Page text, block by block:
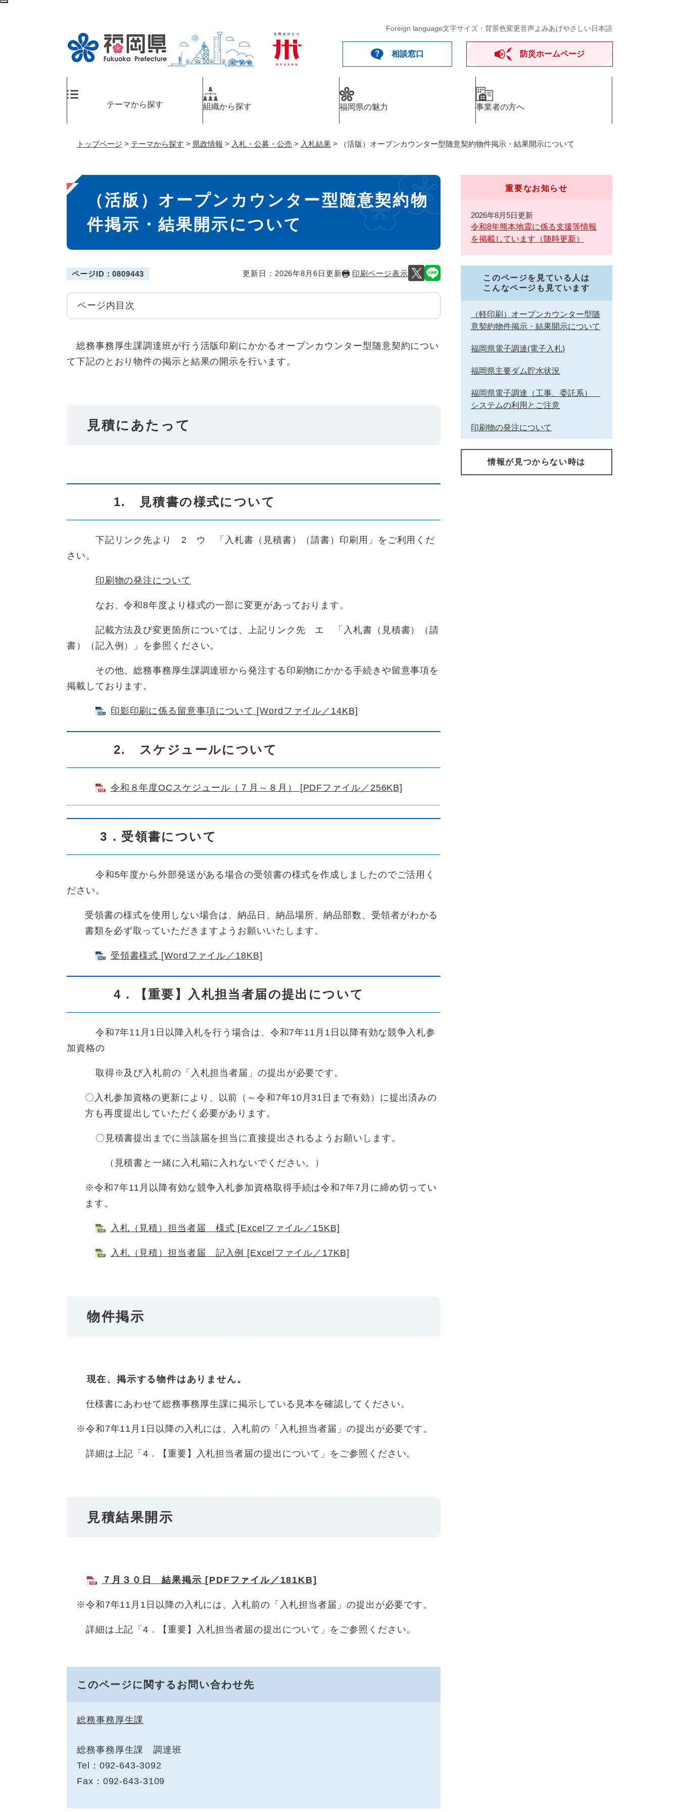
ペ
Foreign language文字サイズ・背景色変更音声よみあげやさしい日本語
相談窓口 防災ホームページ
テーマから探す 組織から探す 福岡県の魅力 事業者の方へ
トップページ > テーマから探す > 県政情報 > 入札・公募・公売 > 入札結果 > （活版）オープンカウンター型随意契約物件掲示・結果開示について
本
文
（活版）オープンカウンター型随意契約物
件掲示・結果開示について
ページID：0809443 更新日：2026年8月6日更新 印刷ページ表示
ページ内目次
総務事務厚生課調達班が行う活版印刷にかかるオープンカウンター型随意契約につい
て下記のとおり物件の掲示と結果の開示を行います。
見積にあたって
1. 見積書の様式について
下記リンク先より 2 ウ 「入札書（見積書）（請書）印刷用」をご利用くだ
さい。
​印刷物の発注について
なお、令和8年度より様式の一部に変更があっております。
記載方法及び変更箇所については、上記リンク先 エ 「入札書（見積書）（請
書）（記入例）」を参照ください。
その他、総務事務厚生課調達班から発注する印刷物にかかる手続きや留意事項を
掲載しております。
印影印刷に係る留意事項について [Wordファイル／14KB]
2. スケジュールについて
令和８年度OCスケジュール（７月～８月） [PDFファイル／256KB]
3．受領書について
令和5年度から外部発送がある場合の受領書の様式を作成しましたのでご活用く
ださい。
受領書の様式を使用しない場合は、納品日、納品場所、納品部数、受領者がわかる
書類を必ず取っていただきますようお願いいたします。
受領書様式 [Wordファイル／18KB]
4．【重要】入札担当者届の提出について
令和7年11月1日以降入札を行う場合は、令和7年11月1日以降有効な競争入札参
加資格の
取得※及び入札前の「入札担当者届」の提出が必要です。
〇入札参加資格の更新により、以前（～令和7年10月31日まで有効）に提出済みの
方も再度提出していただく必要があります。
〇見積書提出までに当該届を担当に直接提出されるようお願いします。
（見積書と一緒に入札箱に入れないでください。）
※令和7年11月以降有効な競争入札参加資格取得手続は令和7年7月に締め切ってい
ます。
入札（見積）担当者届 様式 [Excelファイル／15KB]
入札（見積）担当者届 記入例 [Excelファイル／17KB]
物件掲示
現在、掲示する物件はありません。
仕様書にあわせて総務事務厚生課に掲示している見本を確認してください。
※令和7年11月1日以降の入札には、入札前の「入札担当者届」の提出が必要です。
詳細は上記「4．【重要】入札担当者届の提出について」をご参照ください。
見積結果開示
７月３０日 結果掲示 [PDFファイル／181KB]
​ ※令和7年11月1日以降の入札には、入札前の「入札担当者届」の提出が必要です。
詳細は上記「4．【重要】入札担当者届の提出について」をご参照ください。
このページに関するお問い合わせ先
総務事務厚生課
総務事務厚生課 調達班
Tel：092-643-3092
Fax：092-643-3109
重要なお知らせ
2026年8月5日更新
令和8年熊本地震に係る支援等情報
を掲載しています（随時更新）
このページを見ている人は
こんなページも見ています
（軽印刷）オープンカウンター型随
意契約物件掲示・結果開示について
福岡県電子調達(電子入札)
福岡県主要ダム貯水状況
福岡県電子調達（工事、委託系）
システムの利用とご注意
印刷物の発注について
情報が見つからない時は